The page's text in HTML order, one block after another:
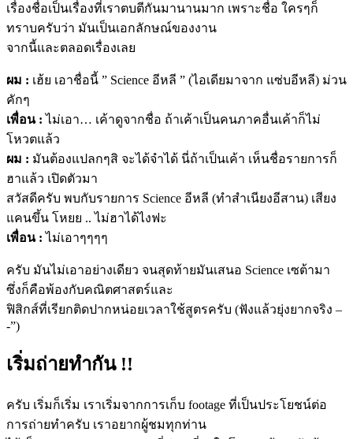
เรื่องชื่อเป็นเรื่องที่เราตบตีกันมานานมาก เพราะชื่อ ใครๆก็
ทราบครับว่า มันเป็นเอกลักษณ์ของงาน
จากนี้และตลอดเรื่องเลย
ผม : เฮ้ย เอาชื่อนี้ ” Science อีหลี ” (ไอเดียมาจาก แซ่บอีหลี) ม่วน
คักๆ
เพื่อน : ไม่เอา… เค้าดูจากชื่อ ถ้าเค้าเป็นคนภาคอื่นเค้าก็ไม่
โหวตแล้ว
ผม : มันต้องแปลกๆสิ จะได้จำได้ นี่ถ้าเป็นเค้า เห็นชื่อรายการก็
ฮาแล้ว เปิดตัวมา
สวัสดีครับ พบกับรายการ Science อีหลี (ทำสำเนียงอีสาน) เสียง
แคนขึ้น โหยย .. ไม่ฮาได้ไงฟะ
เพื่อน : ไม่เอาๆๆๆๆ
ครับ มันไม่เอาอย่างเดียว จนสุดท้ายมันเสนอ Science เซต้ามา
ซึ่งก็คือพ้องกับคณิตศาสตร์และ
ฟิสิกส์ที่เรียกติดปากหน่อยเวลาใช้สูตรครับ (ฟังแล้วยุ่งยากจริง –
-”)
เริ่มถ่ายทำกัน !!
ครับ เริ่มก็เริ่ม เราเริ่มจากการเก็บ footage ที่เป็นประโยชน์ต่อ
การถ่ายทำครับ เราอยากผู้ชมทุกท่าน